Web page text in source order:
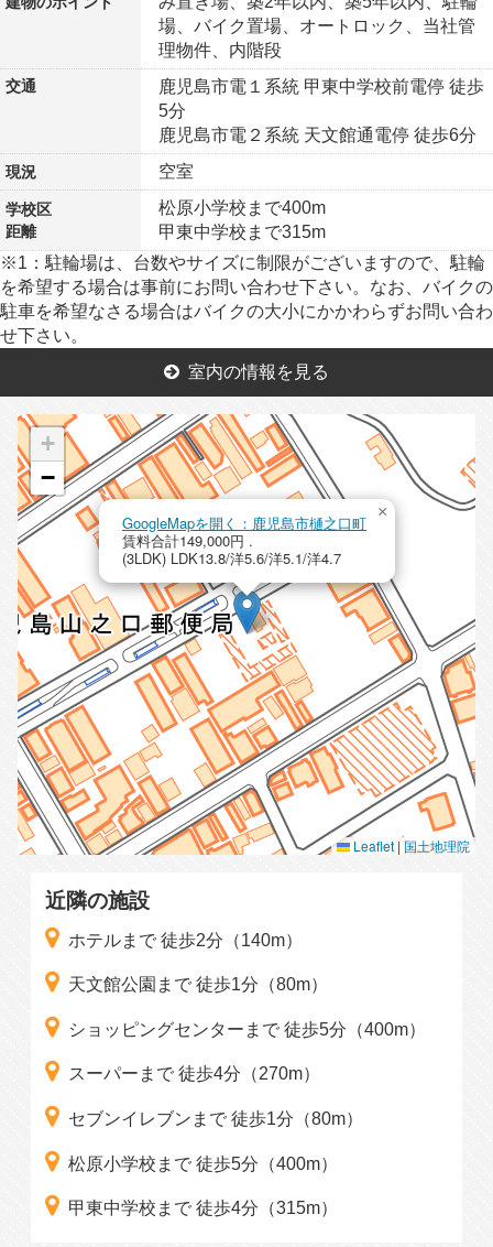
場、バイク置場、オートロック、当社管
理物件、内階段
交通
鹿児島市電１系統 甲東中学校前電停 徒歩
5分
鹿児島市電２系統 天文館通電停 徒歩6分
現況 空室
学校区
距離
松原小学校まで400m
甲東中学校まで315m
※1：駐輪場は、台数やサイズに制限がございますので、駐輪
を希望する場合は事前にお問い合わせ下さい。なお、バイクの
駐車を希望なさる場合はバイクの大小にかかわらずお問い合わ
せ下さい。
室内の情報を見る
GoogleMapを開く：鹿児島市樋之口町
賃料合計149,000円 .
(3LDK) LDK13.8/洋5.6/洋5.1/洋4.7
×
+
−
Leaflet| 国土地理院
近隣の施設
ホテルまで 徒歩2分（140m）
天文館公園まで 徒歩1分（80m）
ショッピングセンターまで 徒歩5分（400m）
スーパーまで 徒歩4分（270m）
セブンイレブンまで 徒歩1分（80m）
松原小学校まで 徒歩5分（400m）
甲東中学校まで 徒歩4分（315m）